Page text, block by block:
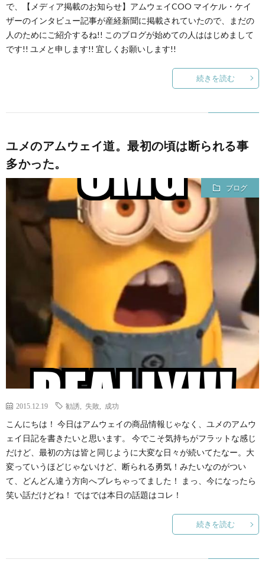
で、【メディア掲載のお知らせ】アムウェイCOO マイケル・ケイ
ザーのインタビュー記事が産経新聞に掲載されていたので、まだの
人のためにご紹介するね!! このブログが始めての人ははじめまして
です!! ユメと申します!! 宜しくお願いします!!
続きを読む
ユメのアムウェイ道。最初の頃は断られる事
多かった。
ブログ
2015.12.19 勧誘 失敗 成功
こんにちは！ 今日はアムウェイの商品情報じゃなく、ユメのアムウ
ェイ日記を書きたいと思います。 今でこそ気持ちがフラットな感じ
だけど、最初の方は皆と同じように大変な日々が続いてたなー。大
変っていうほどじゃないけど、断られる勇気！みたいなのがつい
て、どんどん違う方向へブレちゃってました！ まっ、今になったら
笑い話だけどね！ ではでは本日の話題はコレ！
続きを読む